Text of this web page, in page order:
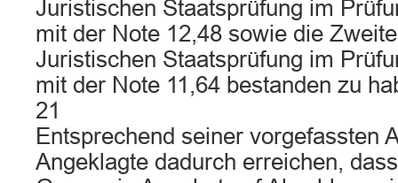
Juristischen Staatsprüfung im
mit der Note 12,48 sowie die
Juristischen Staatsprüfung im
mit der Note 11,64 bestanden zu
21
Entsprechend seiner vorgefassten
Angeklagte dadurch erreichen,